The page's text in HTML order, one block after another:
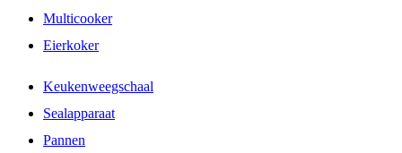
Multicooker
Eierkoker
Keukenweegschaal
Sealapparaat
Pannen